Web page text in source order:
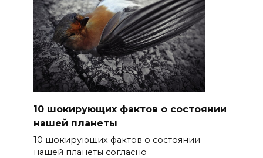
10 шокирующих фактов о состоянии
нашей планеты
10 шокирующих фактов о состоянии
нашей планеты согласно